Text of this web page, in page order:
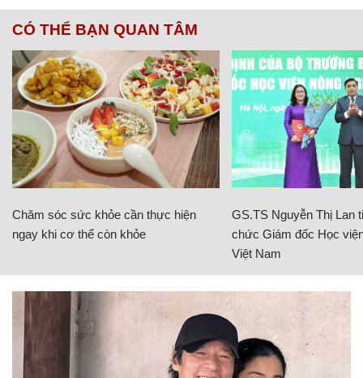
CÓ THỂ BẠN QUAN TÂM
Chăm sóc sức khỏe cần thực hiện
ngay khi cơ thể còn khỏe
GS.TS Nguyễn Thị Lan
chức Giám đốc Học
Việt Nam